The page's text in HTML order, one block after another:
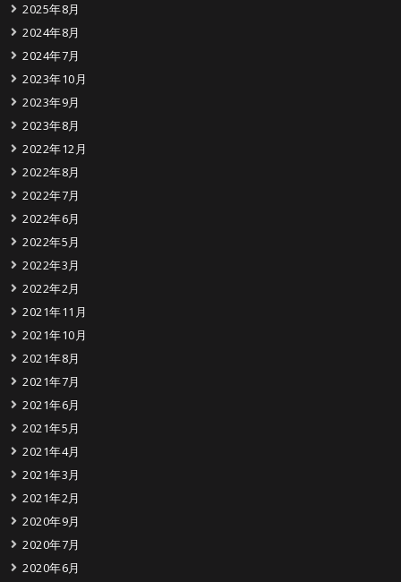
2025年8月
2024年8月
2024年7月
2023年10月
2023年9月
2023年8月
2022年12月
2022年8月
2022年7月
2022年6月
2022年5月
2022年3月
2022年2月
2021年11月
2021年10月
2021年8月
2021年7月
2021年6月
2021年5月
2021年4月
2021年3月
2021年2月
2020年9月
2020年7月
2020年6月